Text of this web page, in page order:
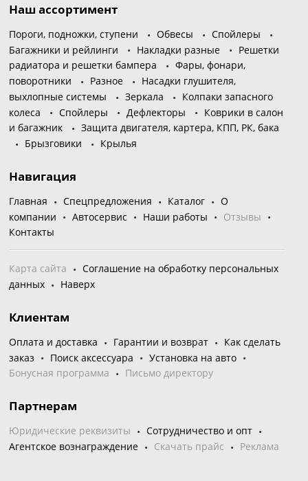
Наш ассортимент
Пороги, подножки, ступени Обвесы
Спойлеры
Багажники и рейлинги
Накладки разные
Решетки
радиатора и решетки бампера
Фары, фонари,
поворотники
Разное
Насадки глушителя,
выхлопные системы
Зеркала
Колпаки запасного
колеса
Спойлеры Дефлекторы
Коврики в салон
и багажник
Защита двигателя, картера, КПП, РК, бака
Брызговики
Крылья
Навигация
Главная Спецпредложения Каталог
О
компании
Автосервис Наши работы
Отзывы
Контакты
Карта сайта
Соглашение на обработку персональных
данных
Наверх
Клиентам
Оплата и доставка Гарантии и возврат
Как сделать
заказ
Поиск аксессуара
Установка на авто
Бонусная программа
Письмо директору
Партнерам
Юридические реквизиты
Сотрудничество и опт
Агентское вознаграждение
Скачать прайс Реклама